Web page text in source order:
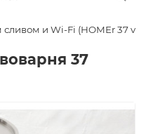
и Wi-Fi (HOMEr 37 v.3)
37